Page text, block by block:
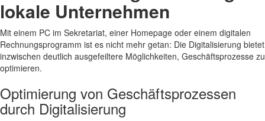
lokale Unternehmen
Mit einem PC im Sekretariat, einer Homepage oder einem digitalen
Rechnungsprogramm ist es nicht mehr getan: Die Digitalisierung bietet
inzwischen deutlich ausgefeiltere Möglichkeiten, Geschäftsprozesse zu
optimieren.
Optimierung von Geschäftsprozessen
durch Digitalisierung